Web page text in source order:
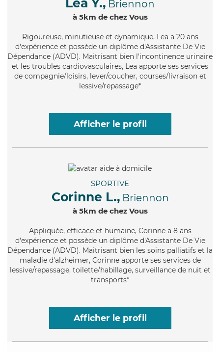
Briennon
à 5km de chez Vous
Rigoureuse, minutieuse et dynamique, Lea a 20 ans
d'expérience et possède un diplôme d'Assistante De Vie
Dépendance (ADVD). Maitrisant bien l'incontinence urinaire
et les troubles cardiovasculaires, Lea apporte ses services
de compagnie/loisirs, lever/coucher, courses/livraison et
lessive/repassage*
Afficher le profil
SPORTIVE
Corinne L., Briennon
à 5km de chez Vous
Appliquée, efficace et humaine, Corinne a 8 ans
d'expérience et possède un diplôme d'Assistante De Vie
Dépendance (ADVD). Maitrisant bien les soins palliatifs et la
maladie d'alzheimer, Corinne apporte ses services de
lessive/repassage, toilette/habillage, surveillance de nuit et
transports*
Afficher le profil